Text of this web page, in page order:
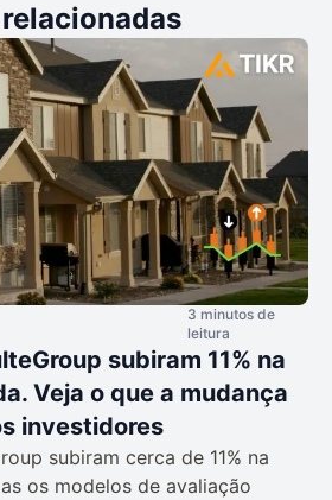
3 minutos de
leitura
subiram 11% na
Veja o que a mudança
investidores
subiram cerca de 11% na
os modelos de avaliação